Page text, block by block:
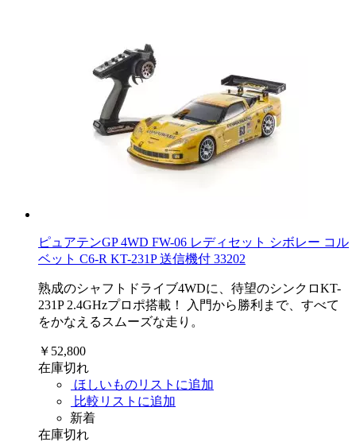
ピュアテンGP 4WD FW-06 レディセット シボレー コル
ベット C6-R KT-231P 送信機付 33202
熟成のシャフトドライブ4WDに、待望のシンクロKT-
231P 2.4GHzプロポ搭載！ 入門から勝利まで、すべて
をかなえるスムーズな走り。
￥52,800
在庫切れ
ほしいものリストに追加
比較リストに追加
新着
在庫切れ